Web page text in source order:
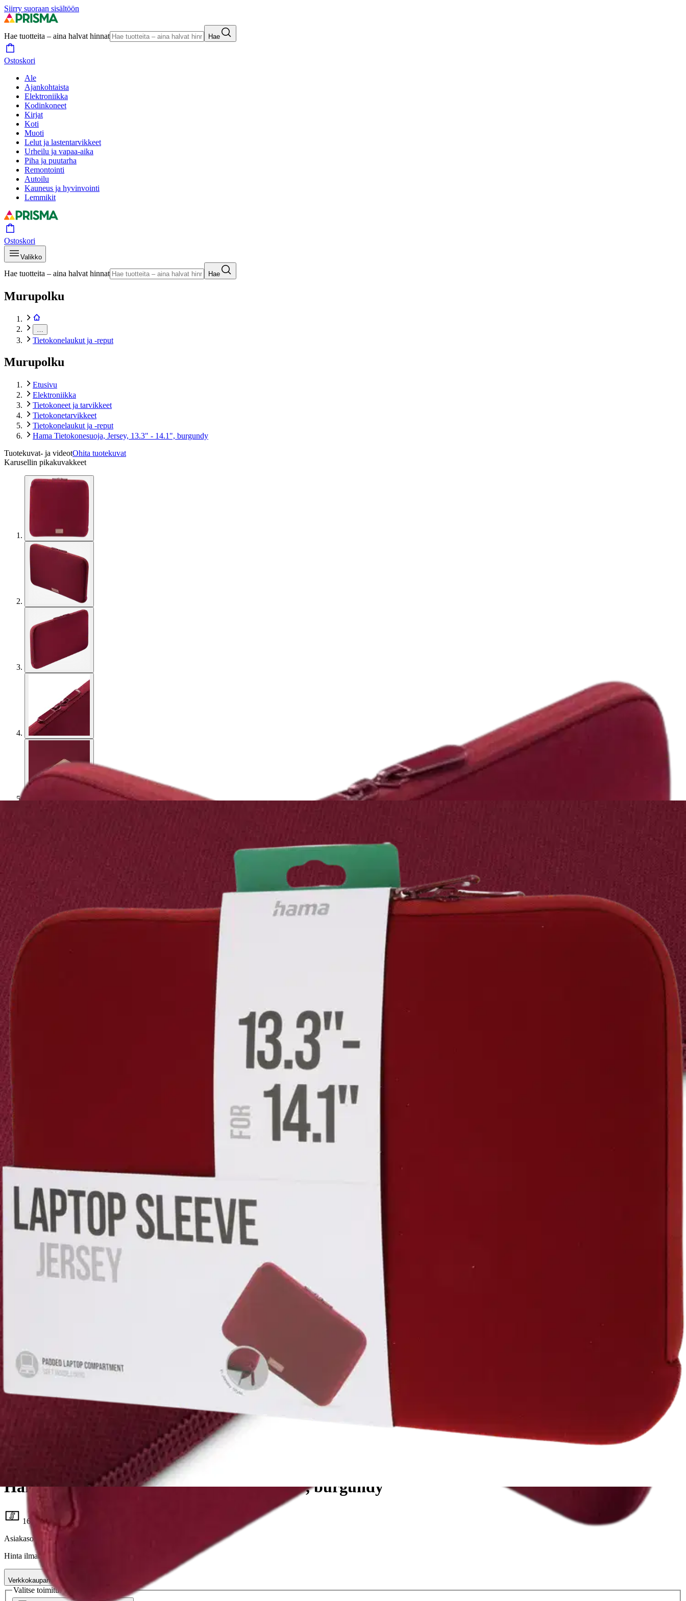
Siirry suoraan sisältöön
Hae tuotteita – aina halvat hinnat Hae
Ostoskori
Ale
Ajankohtaista
Elektroniikka
Kodinkoneet
Kirjat
Koti
Muoti
Lelut ja lastentarvikkeet
Urheilu ja vapaa-aika
Piha ja puutarha
Remontointi
Autoilu
Kauneus ja hyvinvointi
Lemmikit
Ostoskori
Valikko
Hae tuotteita – aina halvat hinnat Hae
Murupolku
Tietokonelaukut ja -reput
Murupolku
Etusivu
Elektroniikka
Tietokoneet ja tarvikkeet
Tietokonetarvikkeet
Tietokonelaukut ja -reput
Hama Tietokonesuoja, Jersey, 13.3" - 14.1", burgundy
Tuotekuvat- ja videotOhita tuotekuvat
Karusellin pikakuvakkeet
Avaa kuva suurempana
Avaa kuva suurempana
Avaa kuva suurempana
Hama Tietokonesuoja, Jersey, 13.3" - 14.1", burgundy
16,96 €
Asiakasomistajahinta
Hinta ilman S-Etukorttia:
Verkkokaupan hinta
Valitse toimitustapa